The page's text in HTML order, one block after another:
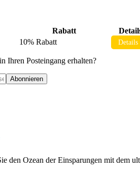
Rabatt
10% Rabatt Details
Ihren Posteingang erhalten?
Abonnieren
den Ozean der Einsparungen mit dem